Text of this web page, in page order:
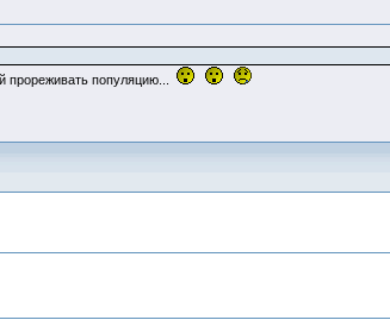
прореживать популяцию...